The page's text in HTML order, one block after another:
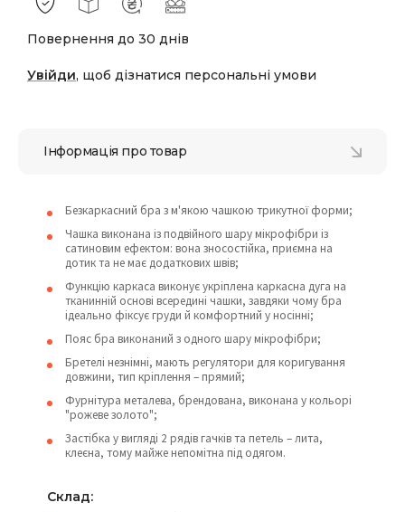
Повернення до 30 днів
Увійди, щоб дізнатися персональні умови
Інформація про товар
Безкаркасний бра з м'якою чашкою трикутної форми;
Чашка виконана із подвійного шару мікрофібри із
сатиновим ефектом: вона зносостійка, приємна на
дотик та не має додаткових швів;
Функцію каркаса виконує укріплена каркасна дуга на
тканинній основі всередині чашки, завдяки чому бра
ідеально фіксує груди й комфортний у носінні;
Пояс бра виконаний з одного шару мікрофібри;
Бретелі незнімні, мають регулятори для коригування
довжини, тип кріплення – прямий;
Фурнітура металева, брендована, виконана у кольорі
"рожеве золото";
Застібка у вигляді 2 рядів гачків та петель – лита,
клеєна, тому майже непомітна під одягом.
Cклад: